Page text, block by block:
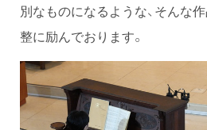
別なものになるような、そんな
整に励んでおります。